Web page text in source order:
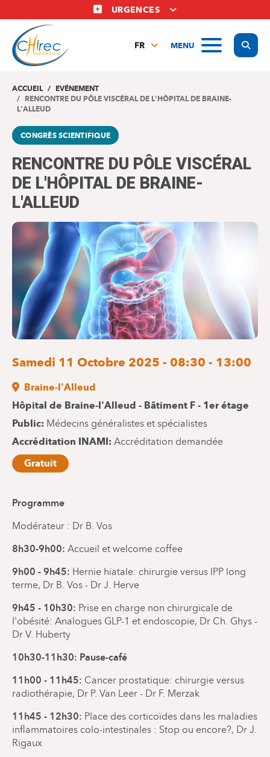
au
contenu
principal
URGENCES
MENU
FR
ACCUEIL
EVÉNEMENT
RENCONTRE DU PÔLE VISCÉRAL DE L'HÔPITAL DE BRAINE-
L'ALLEUD
CONGRÈS SCIENTIFIQUE
RENCONTRE DU PÔLE VISCÉRAL
DE L'HÔPITAL DE BRAINE-
L'ALLEUD
Samedi 11 Octobre 2025 - 08:30 - 13:00
Braine-l'Alleud
Hôpital de Braine-l'Alleud - Bâtiment F - 1er étage
Public Médecins généralistes et spécialistes
Accréditation INAMI
Accréditation demandée
Gratuit
Programme
Modérateur : Dr B. Vos
8h30-9h00: Accueil et welcome coffee
9h00 - 9h45: Hernie hiatale: chirurgie versus IPP long
terme, Dr B. Vos - Dr J. Herve
9h45 - 10h30: Prise en charge non chirurgicale de
l'obésité: Analogues GLP-1 et endoscopie, Dr Ch. Ghys -
Dr V. Huberty
10h30-11h30: Pause-café
11h00 - 11h45: Cancer prostatique: chirurgie versus
radiothérapie, Dr P. Van Leer - Dr F. Merzak
11h45 - 12h30: Place des corticoïdes dans les maladies
inflammatoires colo-intestinales : Stop ou encore?, Dr J.
Rigaux